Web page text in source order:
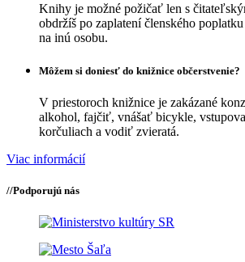
Knihy je možné požičať len s
obdržíš po zaplatení členského
na inú osobu.
Môžem si doniesť do knižnice občerstvenie?
V priestoroch knižnice je zakázané
alkohol, fajčiť, vnášať bicykle,
korčuliach a vodiť zvieratá.
Viac informácií
//Podporujú nás